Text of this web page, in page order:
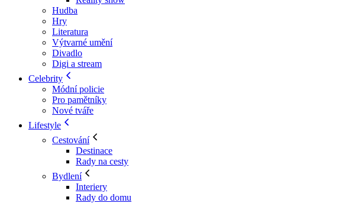
Hudba
Hry
Literatura
Výtvarné umění
Divadlo
Digi a stream
Celebrity
Módní policie
Pro pamětníky
Nové tváře
Lifestyle
Cestování
Destinace
Rady na cesty
Bydlení
Interiery
Rady do domu